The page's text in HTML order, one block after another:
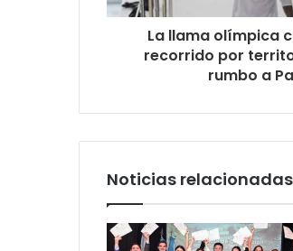
La llama olímpica
recorrido por
rumbo a
Noticias relacionadas